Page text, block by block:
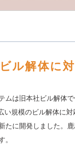
ル解体に
ムは旧本社ビル解体
い規模のビル解体に
たに開発しました。
。